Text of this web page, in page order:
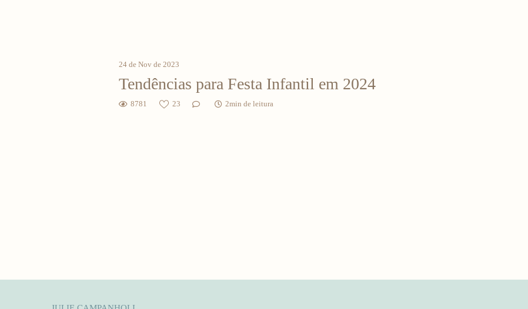
24 de Nov de 2023
Tendências para Festa Infantil em 2024
8781 23 2min de leitura